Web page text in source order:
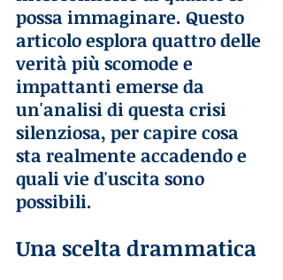
possa immaginare. Questo
articolo esplora quattro delle
verità più scomode e
impattanti emerse da
un'analisi di questa crisi
silenziosa, per capire cosa
sta realmente accadendo e
quali vie d'uscita sono
possibili.
Una scelta drammatica